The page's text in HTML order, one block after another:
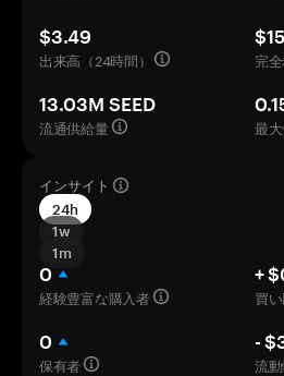
$3.49
出来高（24時間）
13.03M SEED
流通供給量
最
インサイト
24h
1w
1m
0
経験豊富な購入者
+
買
0
保有者
-
流